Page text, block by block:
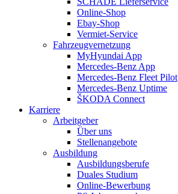
Online-Shop
Ebay-Shop
Vermiet-Service
Fahrzeugvernetzung
MyHyundai App
Mercedes-Benz App
Mercedes-Benz Fleet Pilot
Mercedes-Benz Uptime
ŠKODA Connect
Karriere
Arbeitgeber
Über uns
Stellenangebote
Ausbildung
Ausbildungsberufe
Duales Studium
Online-Bewerbung